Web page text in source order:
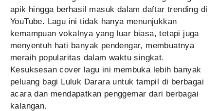
apik hingga berhasil masuk dalam daftar trending di
YouTube. Lagu ini tidak hanya menunjukkan
kemampuan vokalnya yang luar biasa, tetapi juga
menyentuh hati banyak pendengar, membuatnya
meraih popularitas dalam waktu singkat.
Kesuksesan cover lagu ini membuka lebih banyak
peluang bagi Luluk Darara untuk tampil di berbagai
acara dan mendapatkan penggemar dari berbagai
kalangan.